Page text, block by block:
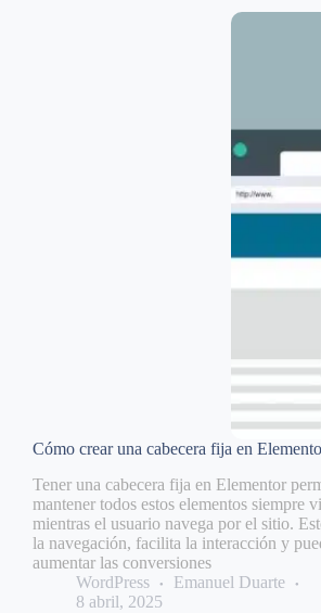
Cómo crear una cabecera fija en
Tener una cabecera fija en Elementor
mantener todos estos elementos siempre
mientras el usuario navega por el sitio.
la navegación, facilita la interacción y
aumentar las conversiones
WordPress
Emanuel Duarte
8 abril, 2025